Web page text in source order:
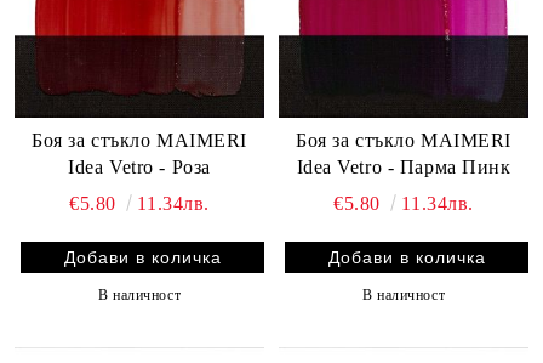
Боя за стъкло MAIMERI
Idea Vetro - Роза
€5.80
11.34лв.
В наличност
Боя за стъкло MAIMERI
Idea Vetro - Парма Пинк
€5.80
11.34лв.
В наличност